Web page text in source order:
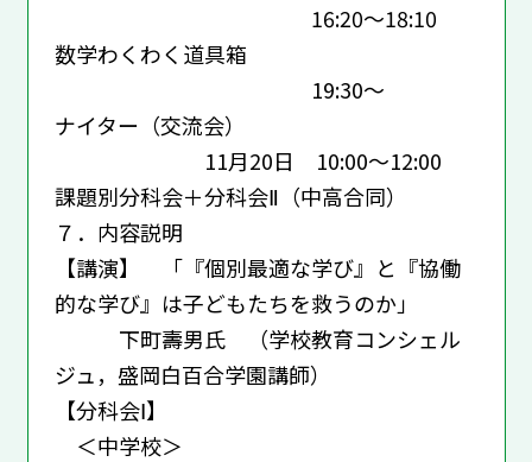
16:20～18:10
数学わくわく道具箱
19:30～
ナイター（交流会）
11月20日 10:00～12:00
課題別分科会＋分科会Ⅱ（中高合同）
７．内容説明
【講演】 「『個別最適な学び』と『協働
的な学び』は子どもたちを救うのか」
下町壽男氏 （学校教育コンシェル
ジュ，盛岡白百合学園講師）
【分科会Ⅰ】
＜中学校＞